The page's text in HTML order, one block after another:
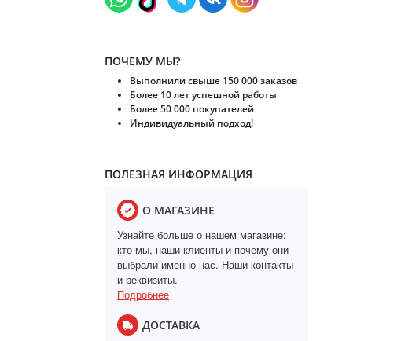
ПОЧЕМУ МЫ?
Выполнили свыше 150 000 заказов
Более 10 лет успешной работы
Более 50 000 покупателей
Индивидуальный подход!
ПОЛЕЗНАЯ ИНФОРМАЦИЯ
О МАГАЗИНЕ
Узнайте больше о нашем магазине:
кто мы, наши клиенты и почему они
выбрали именно нас. Наши контакты
и реквизиты.
Подробнее
ДОСТАВКА